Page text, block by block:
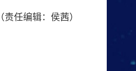
（责任编辑：侯茜）